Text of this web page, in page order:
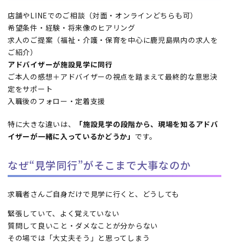
店舗やLINEでのご相談（対面・オンラインどちらも可）
希望条件・経験・将来像のヒアリング
求人のご提案（福祉・介護・保育を中心に鹿児島県内の求人を
ご紹介）
アドバイザーが施設見学に同行
ご本人の感想＋アドバイザーの視点を踏まえて最終的な意思決
定をサポート
入職後のフォロー・定着支援
特に大きな違いは、
「施設見学の段階から、現場を知るアドバ
イザーが一緒に入っているかどうか」 です。
なぜ“見学同行”がそこまで大事なのか
求職者さんご自身だけで見学に行くと、どうしても
緊張していて、よく覚えていない
質問して良いこと・ダメなことが分からない
その場では「大丈夫そう」と思ってしまう